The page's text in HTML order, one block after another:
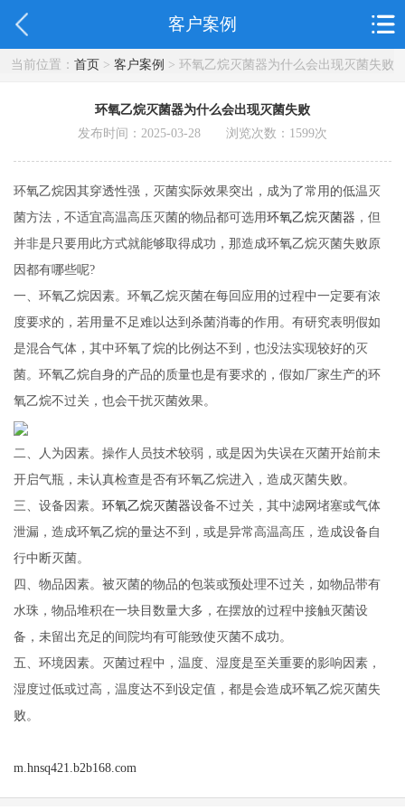
客户案例
当前位置： 首页> 客户案例 > 环氧乙烷灭菌器为什么会出现灭菌失败
环氧乙烷灭菌器为什么会出现灭菌失败
发布时间：2025-03-28 浏览次数： 1599次
环氧乙烷因其穿透性强，灭菌实际效果突出，成为了常用的低温灭
菌方法，不适宜高温高压灭菌的物品都可选用环氧乙烷灭菌器 ，但
并非是只要用此方式就能够取得成功，那造成环氧乙烷灭菌失败原
因都有哪些呢?
一、环氧乙烷因素。环氧乙烷灭菌在每回应用的过程中一定要有浓
度要求的，若用量不足难以达到杀菌消毒的作用。有研究表明假如
是混合气体，其中环氧了烷的比例达不到，也没法实现较好的灭
菌。环氧乙烷自身的产品的质量也是有要求的，假如厂家生产的环
氧乙烷不过关，也会干扰灭菌效果。
二、人为因素。操作人员技术较弱，或是因为失误在灭菌开始前未
开启气瓶，未认真检查是否有环氧乙烷进入，造成灭菌失败。
三、设备因素。 环氧乙烷灭菌器设备不过关，其中滤网堵塞或气体
泄漏，造成环氧乙烷的量达不到，或是异常高温高压，造成设备自
行中断灭菌。
四、物品因素。被灭菌的物品的包装或预处理不过关，如物品带有
水珠，物品堆积在一块目数量大多，在摆放的过程中接触灭菌设
备，未留出充足的间院均有可能致使灭菌不成功。
五、环境因素。灭菌过程中，温度、湿度是至关重要的影响因素，
湿度过低或过高，温度达不到设定值，都是会造成环氧乙烷灭菌失
败。
m.hnsq421.b2b168.com